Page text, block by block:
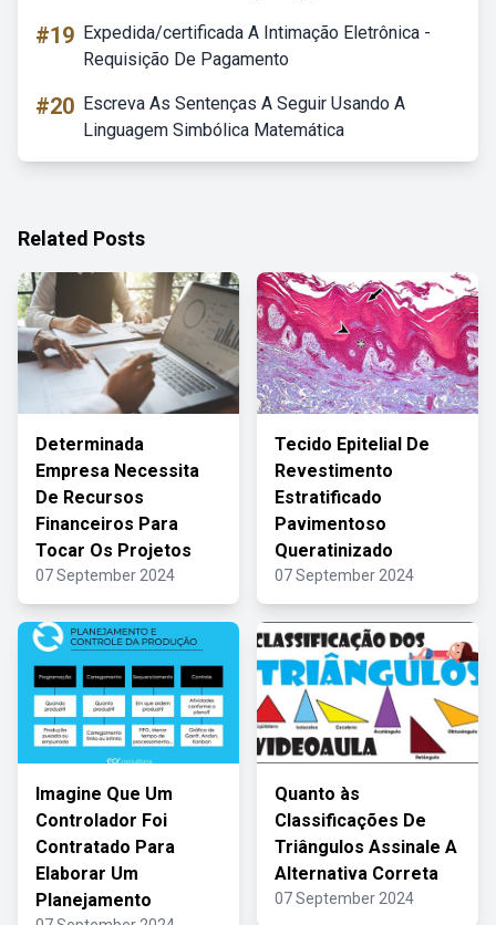
#19 Expedida/certificada A Intimação Eletrônica -
Requisição De Pagamento
#20 Escreva As Sentenças A Seguir Usando A
Linguagem Simbólica Matemática
Related Posts
Determinada
Empresa Necessita
De Recursos
Financeiros Para
Tocar Os Projetos
07 September 2024
Tecido Epitelial De
Revestimento
Estratificado
Pavimentoso
Queratinizado
07 September 2024
Imagine Que Um
Controlador Foi
Contratado Para
Elaborar Um
Planejamento
Quanto às
Classificações De
Triângulos Assinale A
Alternativa Correta
07 September 2024